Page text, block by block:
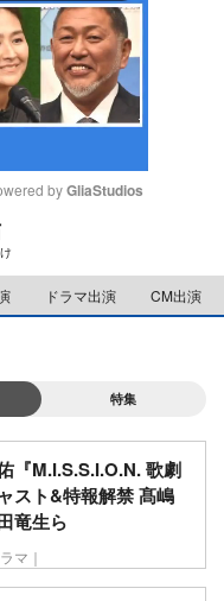
e
by GliaStudios
ドラマ出演 CM出演
特集
『M.I.S.S.I.O.N. 歌劇
スト&特報解禁 髙嶋
竜生ら
マ｜